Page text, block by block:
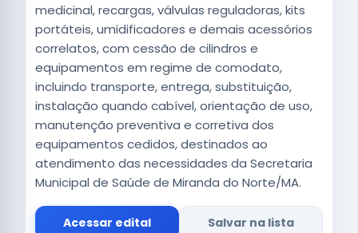
medicinal, recargas, válvulas reguladoras, kits
portáteis, umidificadores e demais acessórios
correlatos, com cessão de cilindros e
equipamentos em regime de comodato,
incluindo transporte, entrega, substituição,
instalação quando cabível, orientação de uso,
manutenção preventiva e corretiva dos
equipamentos cedidos, destinados ao
atendimento das necessidades da Secretaria
Municipal de Saúde de Miranda do Norte/MA.
Acessar edital Salvar na lista